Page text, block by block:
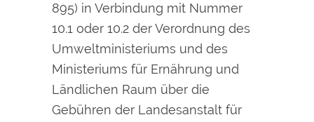
895) in Verbindung mit Nummer
10.1 oder 10.2 der Verordnung des
Umweltministeriums und des
Ministeriums für Ernährung und
Ländlichen Raum über die
Gebühren der Landesanstalt für